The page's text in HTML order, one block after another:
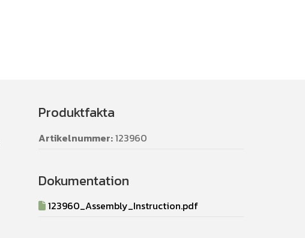
Produktfakta
Artikelnummer:123960
Dokumentation
123960_Assembly_Instruction.pdf